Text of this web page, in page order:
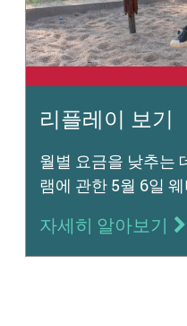
리플레이 보기
월별 요금을 낮추는
램에 관한 5월 6일
자세히 알아보기